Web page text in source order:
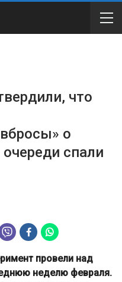
что
о
спали
провели над
неделю февраля.